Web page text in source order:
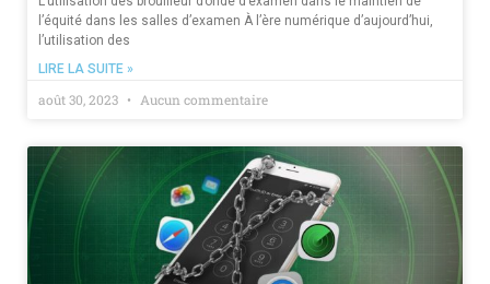
l’équité dans les salles d’examen À l’ère numérique d’aujourd’hui,
l’utilisation des
LIRE LA SUITE »
août 30, 2023 Aucun commentaire